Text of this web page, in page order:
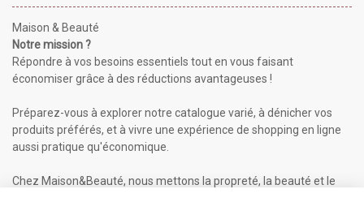
Maison & Beauté
Notre mission ?
Répondre à vos besoins essentiels tout en vous faisant
économiser grâce à des réductions avantageuses !
Préparez-vous à explorer notre catalogue varié, à dénicher vos
produits préférés, et à vivre une expérience de shopping en ligne
aussi pratique qu'économique.
Chez Maison&Beauté, nous mettons la propreté, la beauté et le